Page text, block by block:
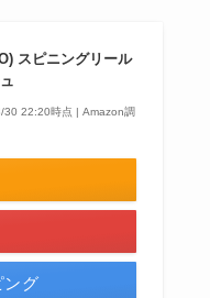
スピニングリール
30 22:20時点 | Amazon調
ング